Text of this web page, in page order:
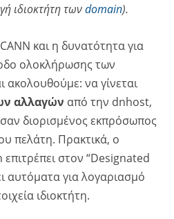
ιδιοκτήτη τωνdomain).
και η δυνατότητα για
ολοκλήρωσης των
ακολουθούμε: να γίνεται
αλλαγών από την dnhost,
διορισμένος εκπρόσωπος
πελάτη. Πρακτικά, ο
στον “Designated
αυτόματα για λογαριασμό
ιδιοκτήτη.